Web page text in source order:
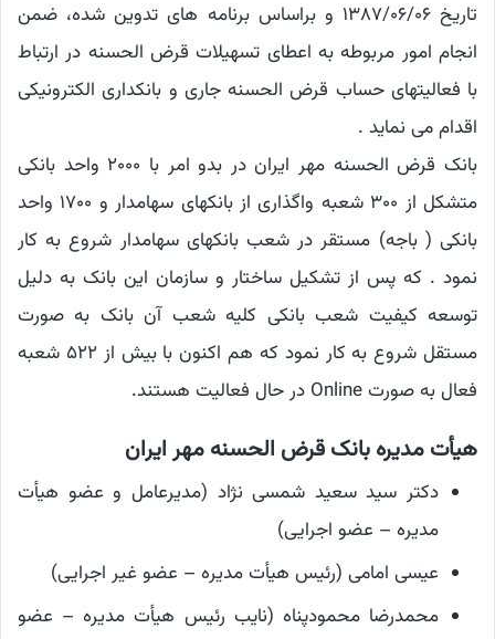
تاریخ ۱۳۸۷/۰۶/۰۶ و براساس برنامه های تدوین شده، ضمن
انجام امور مربوطه به اعطای تسهیلات قرض الحسنه در ارتباط
با فعالیتهای حساب قرض الحسنه جاری و بانکداری الکترونیکی
اقدام می نماید .
بانک قرض الحسنه مهر ایران در بدو امر با ۲۰۰۰ واحد بانکی
متشکل از ۳۰۰ شعبه واگذاری از بانکهای سهامدار و ۱۷۰۰ واحد
بانکی ( باجه) مستقر در شعب بانکهای سهامدار شروع به کار
نمود . که پس از تشکیل ساختار و سازمان این بانک به دلیل
توسعه کیفیت شعب بانکی کلیه شعب آن بانک به صورت
مستقل شروع به کار نمود که هم اکنون با بیش از ۵۲۲ شعبه
فعال به صورت Online در حال فعالیت هستند.
هیأت مدیره بانک قرض الحسنه مهر ایران
دکتر سید سعید شمسی نژاد (مدیرعامل و عضو هیأت
مدیره – عضو اجرایی)
عیسی امامی (رئیس هیأت مدیره – عضو غیر اجرایی)
محمدرضا محمودپناه (نایب رئیس هیأت مدیره – عضو